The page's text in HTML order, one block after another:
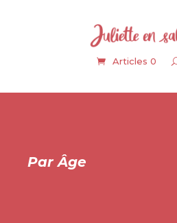
Articles 0
Par Âge